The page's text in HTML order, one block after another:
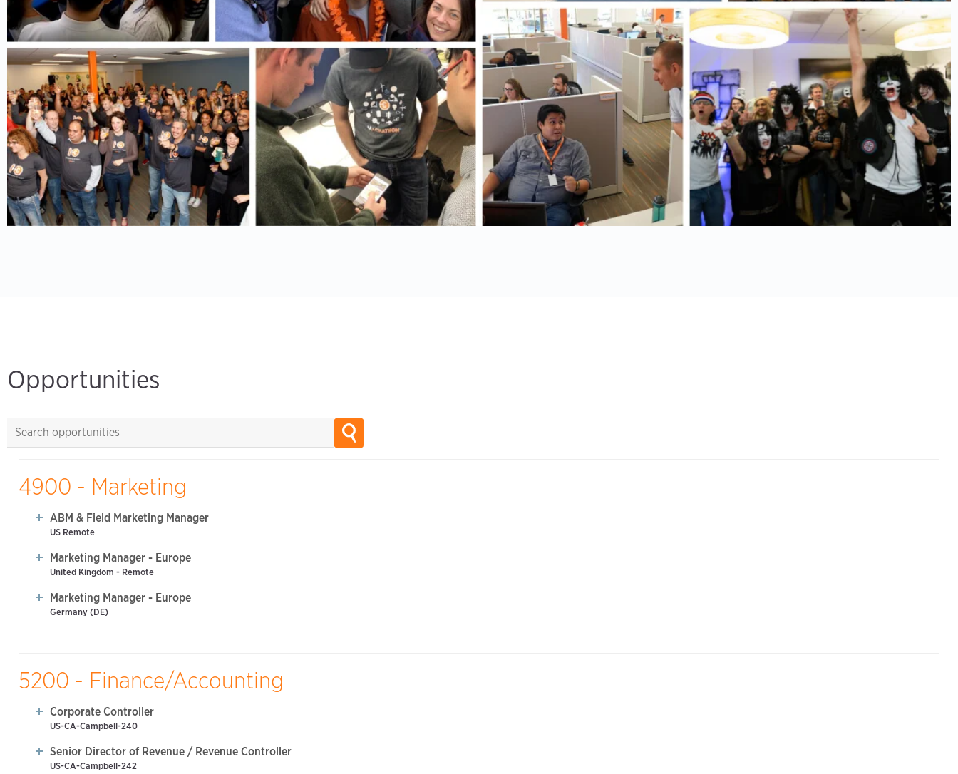
Opportunities
4900 - Marketing
ABM & Field Marketing Manager
US Remote
Marketing Manager - Europe
United Kingdom - Remote
Marketing Manager - Europe
Germany (DE)
5200 - Finance/Accounting
Corporate Controller
US-CA-Campbell-240
Senior Director of Revenue / Revenue Controller
US-CA-Campbell-242